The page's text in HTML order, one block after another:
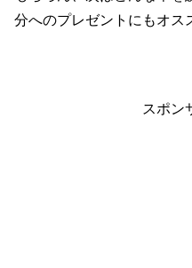
分へのプレゼントにもオス
スポン